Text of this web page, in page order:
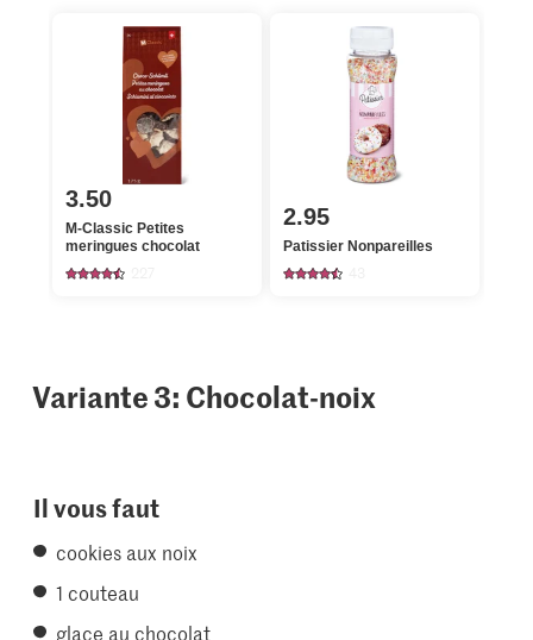
3.50
M-Classic Petites
meringues chocolat
2.95
Patissier Nonpareilles
Variante 3: Chocolat-noix
Il vous faut
cookies aux noix
1 couteau
glace au chocolat